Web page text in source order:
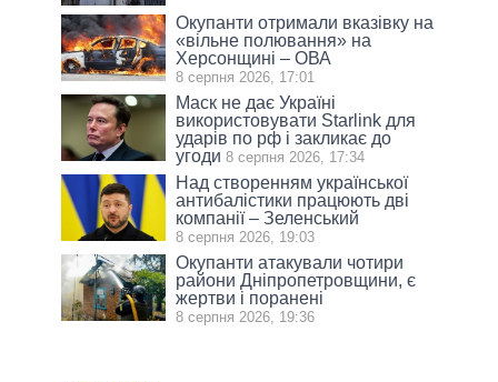
Окупанти отримали вказівку на
«вільне полювання» на
Херсонщині – ОВА
8 серпня 2026, 17:01
Маск не дає Україні
використовувати Starlink для
ударів по рф і закликає до
угоди 8 серпня 2026, 17:34
Над створенням української
антибалістики працюють дві
компанії – Зеленський
8 серпня 2026, 19:03
Окупанти атакували чотири
райони Дніпропетровщини, є
жертви і поранені
8 серпня 2026, 19:36